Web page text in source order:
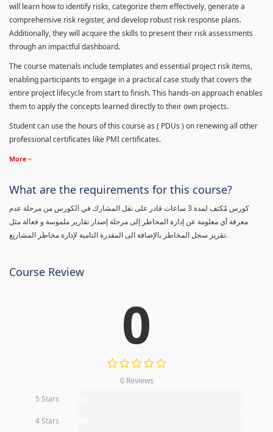
will learn how to identify risks, categorize them effectively, generate a
comprehensive risk register, and develop robust risk response plans.
Additionally, they will acquire the skills to present their risk assessments
through an impactful dashboard.
The course materials include templates and essential project risk items,
enabling participants to engage in a practical case study that covers the
entire project lifecycle from start to finish. This hands-on approach enables
them to apply the concepts learned directly to their own projects.
Student can use the hours of this course as ( PDUs ) on renewing all other
professional certificates like PMI certificates.
More
What are the requirements for this course?
كورس مٌكثف لمدة 3 ساعات قادر على نقل المشارك في الكورس من مرحلة عدم
معرفة أي معلومة عن إدارة المخاطر إلى مرحلة إصدار تقارير ملموسة و فعالة مثل
تقرير سجل المخاطر بالإضافة الى المقدرة التامية لإدارة مخاطر المشاريع.
Course Review
0
0 Reviews
5 Stars
4 Stars